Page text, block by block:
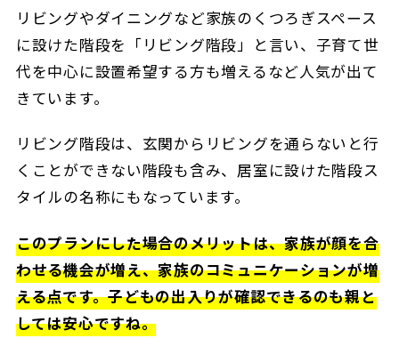
リビングやダイニングなど家族のくつろぎスペース
に設けた階段を「リビング階段」と言い、子育て世
代を中心に設置希望する方も増えるなど人気が出て
きています。
リビング階段は、玄関からリビングを通らないと行
くことができない階段も含み、居室に設けた階段ス
タイルの名称にもなっています。
このプランにした場合のメリットは、家族が顔を合
わせる機会が増え、家族のコミュニケーションが増
える点です。子どもの出入りが確認できるのも親と
しては安心ですね。